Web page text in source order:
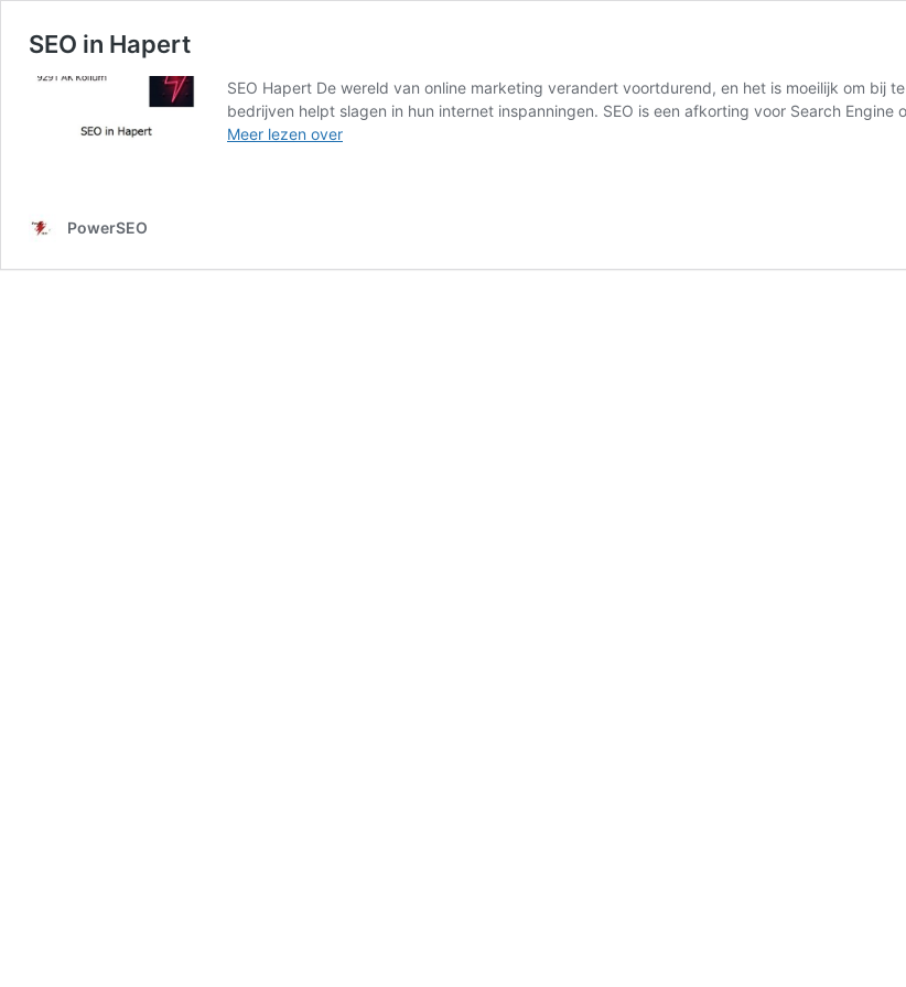
SEO in Hapert
SEO Hapert De wereld van online marketing verandert voortdurend, en het is moeilijk om bij
bedrijven helpt slagen in hun internet inspanningen. SEO is een afkorting voor Search
Meer lezen overSEO
PowerSEO